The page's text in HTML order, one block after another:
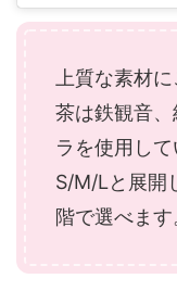
上質な素材
茶は鉄観音
ラを使用し
S/M/Lと展開
階で選べます